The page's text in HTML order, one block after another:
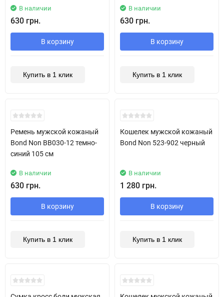
В наличии
630 грн.
В корзину
Купить в 1 клик
В наличии
630 грн.
В корзину
Купить в 1 клик
New!
Ремень мужской кожаный
Bond Non BB030-12 темно-
синий 105 см
В наличии
630 грн.
В корзину
Купить в 1 клик
New!
Кошелек мужской кожаный
Bond Non 523-902 черный
В наличии
1 280 грн.
В корзину
Купить в 1 клик